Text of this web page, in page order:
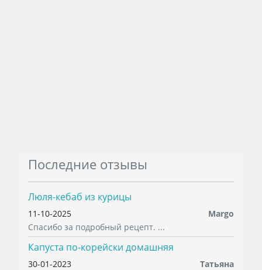
Последние отзывы
Люля-кебаб из курицы
11-10-2025
Margo
Спасибо за подробный рецепт. ...
Капуста по-корейски домашняя
30-01-2023
Татьяна